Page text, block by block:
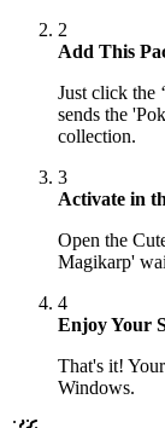
2
Add This
Just click the
sends the
collection.
3
Activate in
Open the
Magikarp'
4
Enjoy Your
That's it!
Windows.